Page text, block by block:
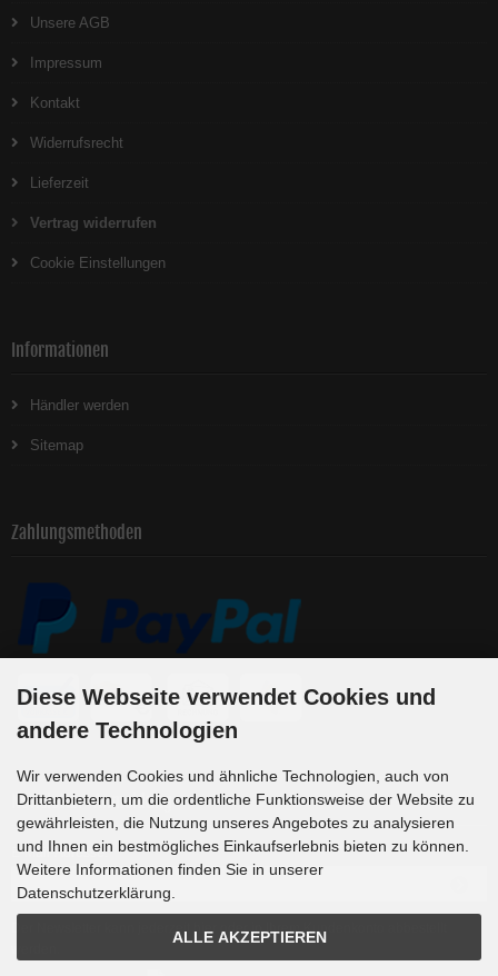
Unsere AGB
Impressum
Kontakt
Widerrufsrecht
Lieferzeit
Vertrag widerrufen
Cookie Einstellungen
Informationen
Händler werden
Sitemap
Zahlungsmethoden
Newsletter-Anmeldung
E-Mail-Adresse:
Diese Webseite verwendet Cookies und
andere Technologien
Wir verwenden Cookies und ähnliche Technologien, auch von
Drittanbietern, um die ordentliche Funktionsweise der Website zu
gewährleisten, die Nutzung unseres Angebotes zu analysieren
und Ihnen ein bestmögliches Einkaufserlebnis bieten zu können.
Weitere Informationen finden Sie in unserer
Datenschutzerklärung.
ALLE AKZEPTIEREN